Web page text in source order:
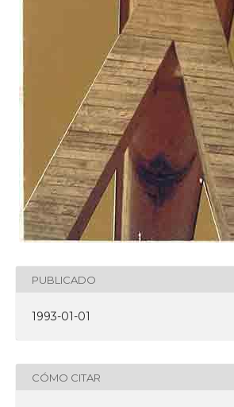
PUBLICADO
1993-01-01
CÓMO CITAR